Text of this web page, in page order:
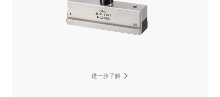
进一步了解